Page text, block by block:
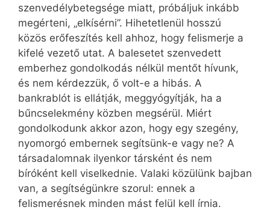
szenvedélybetegsége miatt, próbáljuk inkább
megérteni, „elkísérni”. Hihetetlenül hosszú
közös erőfeszítés kell ahhoz, hogy felismerje a
kifelé vezető utat. A balesetet szenvedett
emberhez gondolkodás nélkül mentőt hívunk,
és nem kérdezzük, ő volt-e a hibás. A
bankrablót is ellátják, meggyógyítják, ha a
bűncselekmény közben megsérül. Miért
gondolkodunk akkor azon, hogy egy szegény,
nyomorgó embernek segítsünk-e vagy ne? A
társadalomnak ilyenkor társként és nem
bíróként kell viselkednie. Valaki közülünk bajban
van, a segítségünkre szorul: ennek a
felismerésnek minden mást felül kell írnia.